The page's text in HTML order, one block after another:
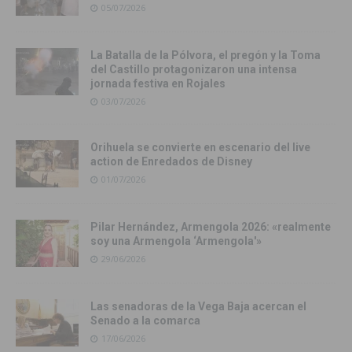
05/07/2026
La Batalla de la Pólvora, el pregón y la Toma
del Castillo protagonizaron una intensa
jornada festiva en Rojales
03/07/2026
Orihuela se convierte en escenario del live
action de Enredados de Disney
01/07/2026
Pilar Hernández, Armengola 2026: «realmente
soy una Armengola ‘Armengola'»
29/06/2026
Las senadoras de la Vega Baja acercan el
Senado a la comarca
17/06/2026